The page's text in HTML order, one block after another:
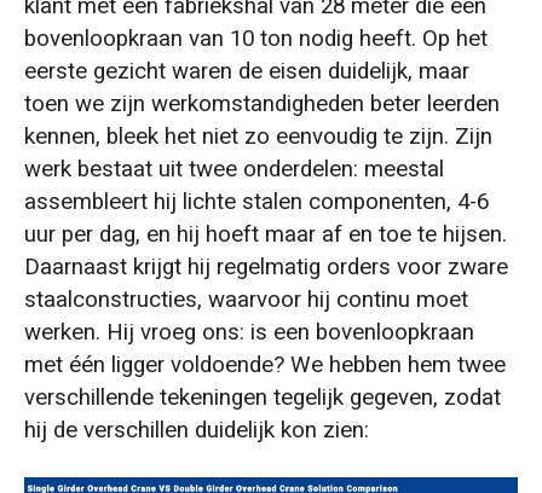
bovenloopkraan van 10 ton nodig heeft. Op het
eerste gezicht waren de eisen duidelijk, maar
toen we zijn werkomstandigheden beter leerden
kennen, bleek het niet zo eenvoudig te zijn. Zijn
werk bestaat uit twee onderdelen: meestal
assembleert hij lichte stalen componenten, 4-6
uur per dag, en hij hoeft maar af en toe te hijsen.
Daarnaast krijgt hij regelmatig orders voor zware
staalconstructies, waarvoor hij continu moet
werken. Hij vroeg ons: is een bovenloopkraan
met één ligger voldoende? We hebben hem twee
verschillende tekeningen tegelijk gegeven, zodat
hij de verschillen duidelijk kon zien: